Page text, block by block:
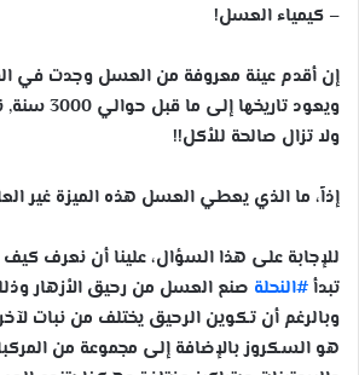
– كيمياء العسل!
إن أقدم عينة معروفة من العسل وجدت في
ويعود
ولا تزال صالحة للأكل!!
إذاً، ما الذي يعطي العسل هذه الميزة غير
للإجابة على هذا السؤال، علينا أن نعرف
تبدأ#النحلة صنع العسل من رحيق الأزهار
وبالرغم أن تكوين الرحيق يختلف من نبات
هو السكروز بالإضافة إلى مجموعة من